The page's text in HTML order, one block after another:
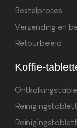
Bestelproces
Verzending en
Retourbeleid
Koffie-